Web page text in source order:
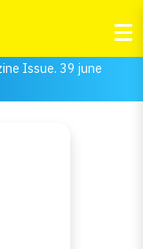
Issue. 39 june